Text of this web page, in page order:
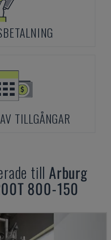
TILLGÅNGAR
tillArburg
800-150